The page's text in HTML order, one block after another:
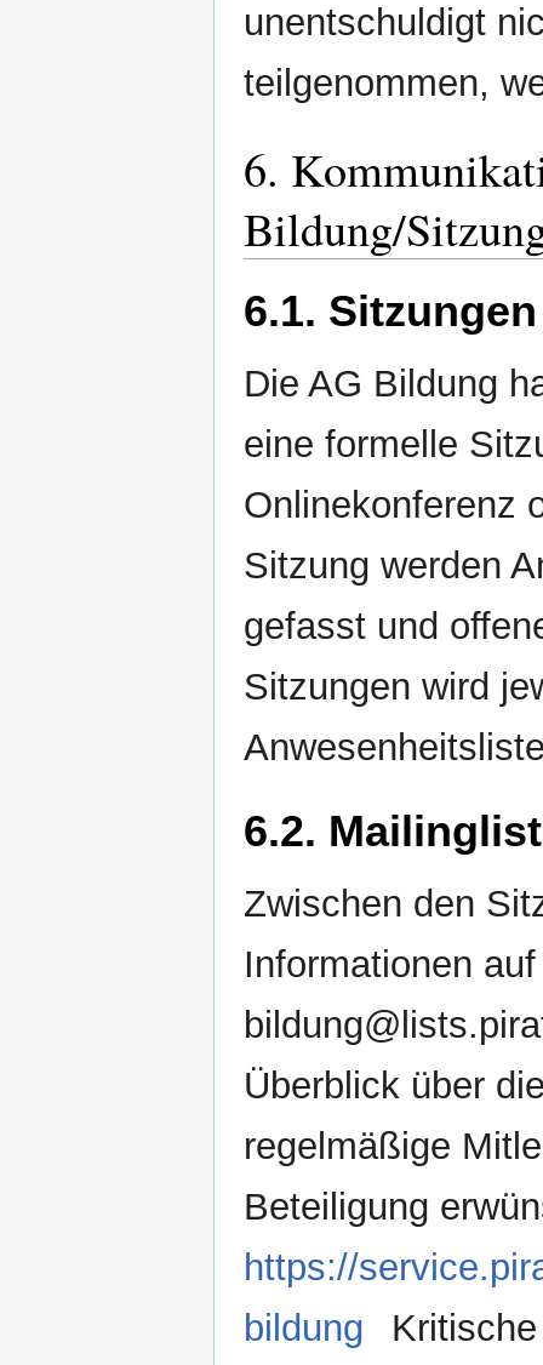
unentschuldigt
teilgenommen,
6.
Bildung/
6.1. Sitzungen
Die AG Bildung
eine formelle
Onlinekonferenz
Sitzung werden
gefasst und
Sitzungen wird
6.2.
Zwischen den
Informationen
Überblick über
regelmäßige
Beteiligung
https://
bildung